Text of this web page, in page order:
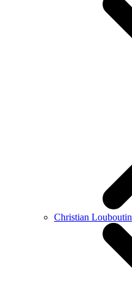
Christian Louboutin